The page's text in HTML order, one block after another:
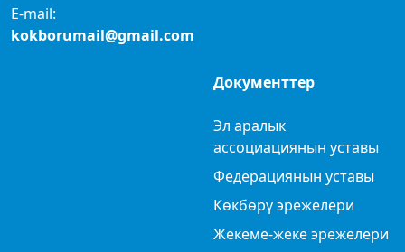
E-mail:
kokborumail@gmail.com
Документтер
Эл аралык
ассоциациянын уставы
Федерациянын уставы
Көкбөрү эрежелери
Жекеме-жеке эрежелери